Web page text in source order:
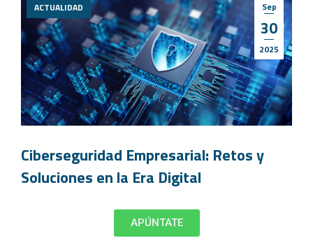
Sep
30
2025
ACTUALIDAD
Ciberseguridad Empresarial: Retos y
Soluciones en la Era Digital
APÚNTATE